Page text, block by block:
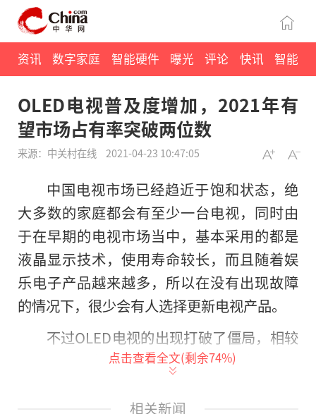
资讯 数字家庭 智能硬件 曝光 评论 快讯 智能
OLED电视普及度增加，2021年有
望市场占有率突破两位数
来源：中关村在线 2021-04-23 10:47:05
中国电视市场已经趋近于饱和状态，绝
大多数的家庭都会有至少一台电视，同时由
于在早期的电视市场当中，基本采用的都是
液晶显示技术，使用寿命较长，而且随着娱
乐电子产品越来越多，所以在没有出现故障
的情况下，很少会有人选择更新电视产品。
不过OLED电视的出现打破了僵局，相较
于传统液晶电视的漏光通病，OLED电视由于
提升对比度，在视觉体验上有明显的升级，
点击查看全文(剩余74%)
相关新闻